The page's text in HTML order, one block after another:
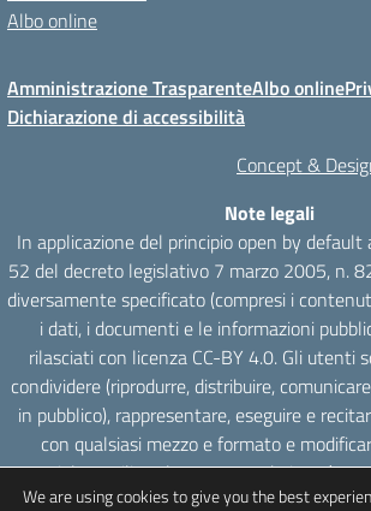
Albo online
Amministrazione TrasparenteAlbo online
Dichiarazione di accessibilità
Concept &
Note legali
In applicazione del principio open by default
52 del decreto legislativo 7 marzo 2005, n.
diversamente specificato (compresi i
i dati, i documenti e le informazioni
rilasciati con licenza CC-BY 4.0. Gli utenti
condividere (riprodurre, distribuire,
in pubblico), rappresentare, eseguire e
con qualsiasi mezzo e formato e
materiale e utilizzarlo per opere derivate)
commerciale con il solo onere di
We are using cookies to give you the best